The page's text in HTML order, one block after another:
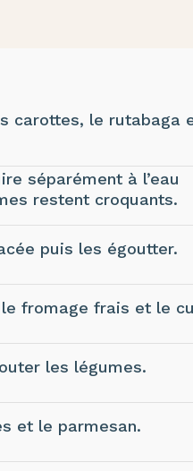
carottes, le rutabaga
séparément à l’eau
restent croquants.
puis les égoutter.
le fromage frais et le
les légumes.
et le parmesan.